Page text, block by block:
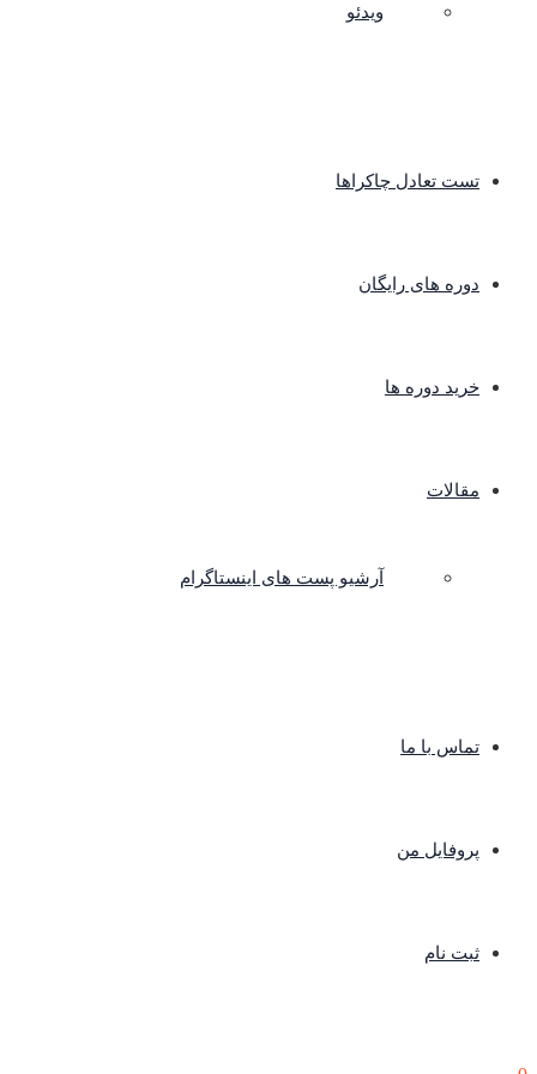
ویدئو
تست تعادل چاکراها
دوره های رایگان
خرید دوره ها
مقالات
آرشیو پست های اینستاگرام
تماس با ما
پروفایل من
ثبت نام